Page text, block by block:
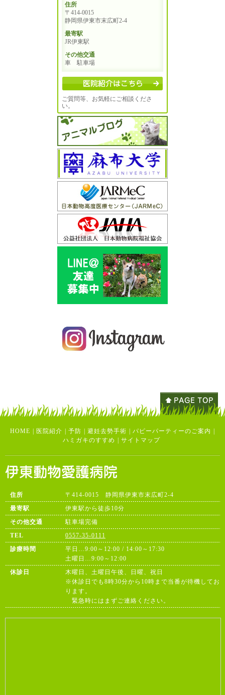
住所
〒414-0015
静岡県伊東市末広町2-4
最寄駅
JR伊東駅
その他交通
車 駐車場
ご質問等、お気軽にご相談くださ
い。
HOME | 医院紹介 | 予防 | 避妊去勢手術 | パピーパーティーのご案内 |
ハミガキのすすめ | サイトマップ
住所
〒414-0015 静岡県伊東市末広町2-4
最寄駅
伊東駅から徒歩10分
その他交通
駐車場完備
TEL
0557-35-0111
診療時間
平日…9:00～12:00 / 14:00～17:30
土曜日…9:00～12:00
休診日
木曜日、土曜日午後、日曜、祝日
※休診日でも8時30分から10時まで当番が待機してお
ります。
緊急時にはまずご連絡ください。